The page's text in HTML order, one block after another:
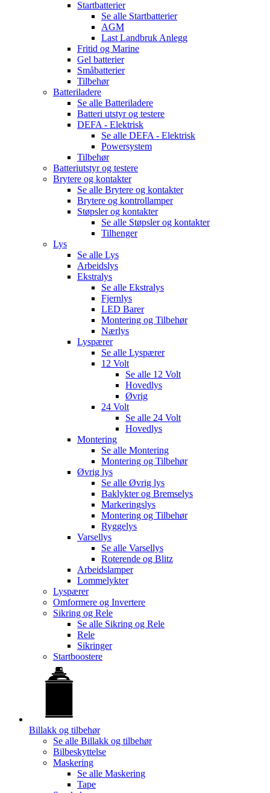
Startbatterier
Se alle Startbatterier
AGM
Last Landbruk Anlegg
Fritid og Marine
Gel batterier
Småbatterier
Tilbehør
Batteriladere
Se alle Batteriladere
Batteri utstyr og testere
DEFA - Elektrisk
Se alle DEFA - Elektrisk
Powersystem
Tilbehør
Batteriutstyr og testere
Brytere og kontakter
Se alle Brytere og kontakter
Brytere og kontrollamper
Støpsler og kontakter
Se alle Støpsler og kontakter
Tilhenger
Lys
Se alle Lys
Arbeidslys
Ekstralys
Se alle Ekstralys
Fjernlys
LED Barer
Montering og Tilbehør
Nærlys
Lyspærer
Se alle Lyspærer
12 Volt
Se alle 12 Volt
Hovedlys
Øvrig
24 Volt
Se alle 24 Volt
Hovedlys
Montering
Se alle Montering
Montering og Tilbehør
Øvrig lys
Se alle Øvrig lys
Baklykter og Bremselys
Markeringslys
Montering og Tilbehør
Ryggelys
Varsellys
Se alle Varsellys
Roterende og Blitz
Arbeidslamper
Lommelykter
Lyspærer
Omformere og Invertere
Sikring og Rele
Se alle Sikring og Rele
Rele
Sikringer
Startboostere
Billakk og tilbehør
Se alle Billakk og tilbehør
Bilbeskyttelse
Maskering
Se alle Maskering
Tape